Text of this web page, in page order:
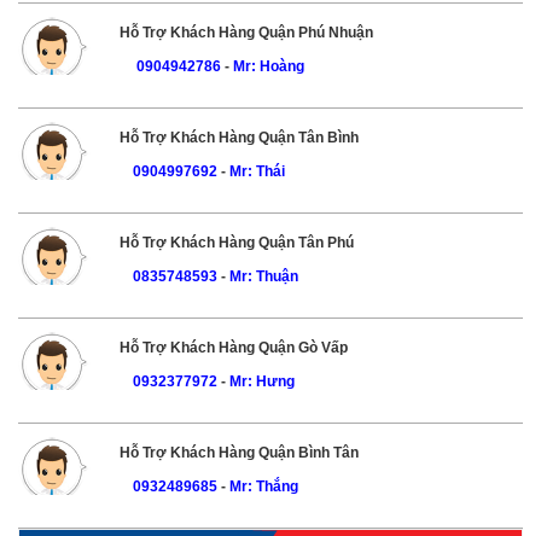
Hỗ Trợ Khách Hàng Quận Phú Nhuận
0904942786- Mr: Hoàng
Hỗ Trợ Khách Hàng Quận Tân Bình
0904997692- Mr: Thái
Hỗ Trợ Khách Hàng Quận Tân Phú
0835748593- Mr: Thuận
Hỗ Trợ Khách Hàng Quận Gò Vấp
0932377972- Mr: Hưng
Hỗ Trợ Khách Hàng Quận Bình Tân
0932489685- Mr: Thắng